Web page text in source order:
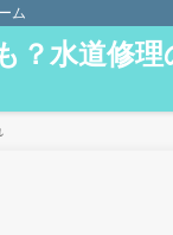
ム
？水道修理